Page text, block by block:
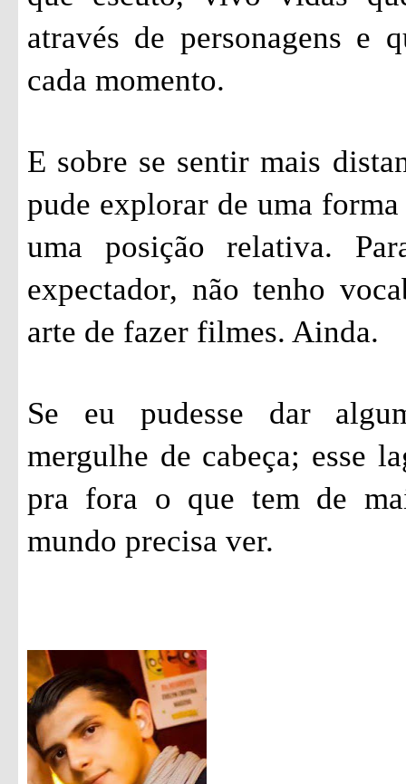
através de personagens e
cada momento.
E sobre se sentir mais
pude explorar de uma
uma posição relativa.
expectador, não tenho
arte de fazer filmes. Ainda.
Se eu pudesse dar
mergulhe de cabeça; esse
pra fora o que tem de
mundo precisa ver.